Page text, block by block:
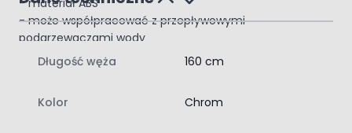
- materiał ABS
- może współpracować z przepływowymi
podgrzewaczami wody
- kolor chrom
- mydelniczka okrągła, plastikowa, przezroczysta
Długość węża 160 cm
Kolor Chrom